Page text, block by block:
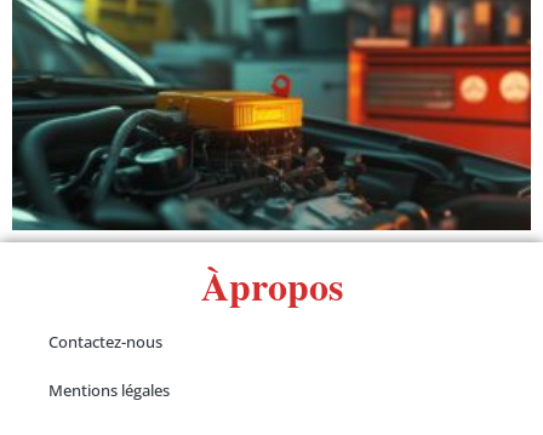
Àpropos
Contactez-nous
Mentions légales